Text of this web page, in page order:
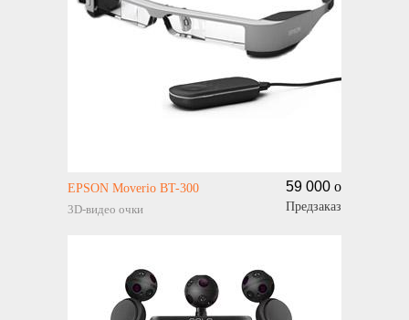
EPSON Moverio BT-300
3D-видео очки
59 000 o
Предзаказ